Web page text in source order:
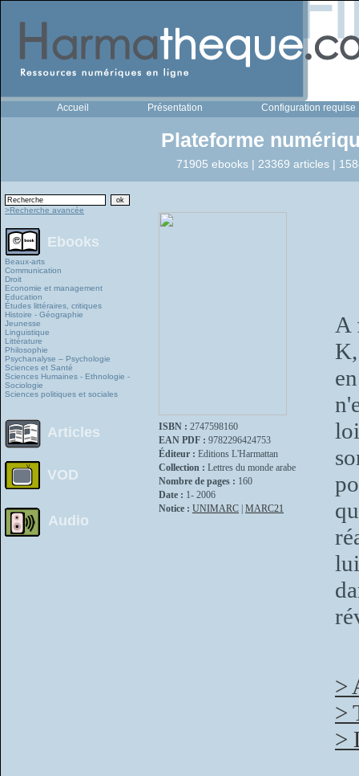
Accueil Présentation Configuration requise
Plateforme
71905 ebooks | 23369 articles |
>Recherche avancée
Ebooks
Beaux-arts
Communication
Droit
Economie et management
Education
Études littéraires, critiques
Histoire - Géographie
Jeunesse
Linguistique
Littérature
Philosophie
Psychanalyse – Psychologie
Sciences et Santé
Sciences Humaines - Ethnologie -
Sociologie
Sciences politiques et sociales
Articles
VOD
Audio
ISBN : 2747598160
EAN PDF : 9782296424753
Éditeur : Editions L'Harmattan
Collection : Lettres du monde arabe
Nombre de pages : 160
Date : 1- 2006
Notice : UNIMARC MARC21
A
>
>
>